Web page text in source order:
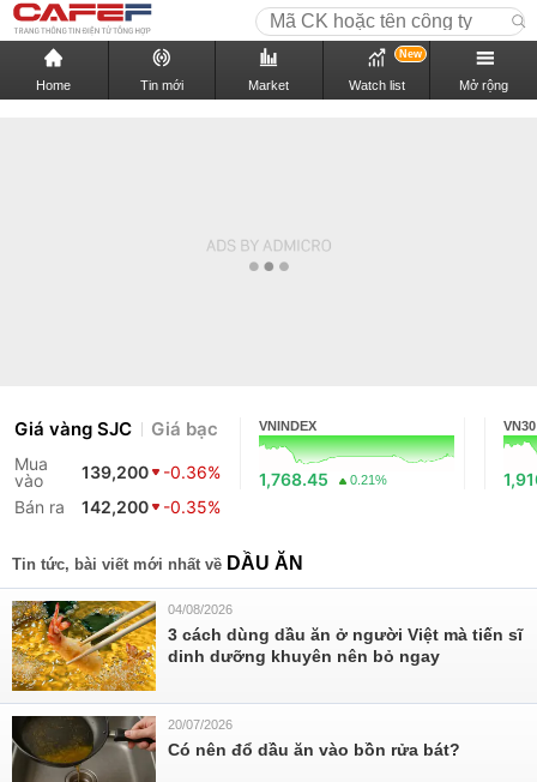
Home Tin mới Market Watch list
New
Mở rộng
Giá vàng SJC Giá bạc
Mua
vào
139,200
-0.36%
Bán ra
142,200 -0.35%
VNINDEX
1,768.45 0.21%
VN30
Tin tức, bài viết mới nhất về DẦU ĂN
04/08/2026
3 cách dùng dầu ăn ở người Việt mà tiến sĩ
dinh dưỡng khuyên nên bỏ ngay
20/07/2026
Có nên đổ dầu ăn vào bồn rửa bát?